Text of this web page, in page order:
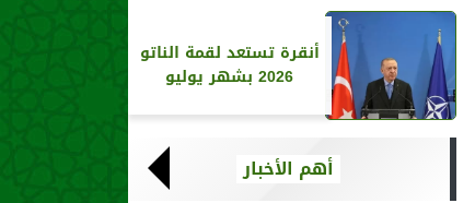
أنقرة تستعد لقمة الناتو
2026 بشهر يوليو
أهم الأخبار